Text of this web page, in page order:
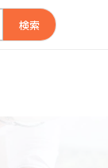
検索